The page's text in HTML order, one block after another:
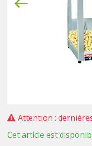
Attention :
Cet article est